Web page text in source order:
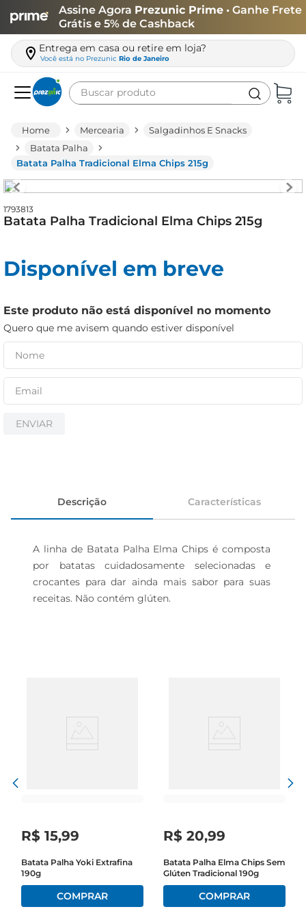
Assine Agora Prezunic Prime • Ganhe Frete
Grátis e 5% de Cashback
Entrega em casa ou retire em loja?
Você está no Prezunic Rio de Janeiro
Buscar produto
Mercearia
Salgadinhos E Snacks
Batata Palha
Batata Palha Tradicional Elma Chips 215g
1793813
Batata Palha Tradicional Elma Chips 215g
Disponível em breve
Este produto não está disponível no momento
Quero que me avisem quando estiver disponível
ENVIAR
Descrição Características
A linha de Batata Palha Elma Chips é composta
por batatas cuidadosamente selecionadas e
crocantes para dar ainda mais sabor para suas
receitas. Não contém glúten.
R$ 15,99
Batata Palha Yoki Extrafina
190g
R$ 20,99
Batata Palha Elma Chips Sem
Glúten Tradicional 190g
leite
queijo
azeite
iogurte
papel higiênico
cerveja